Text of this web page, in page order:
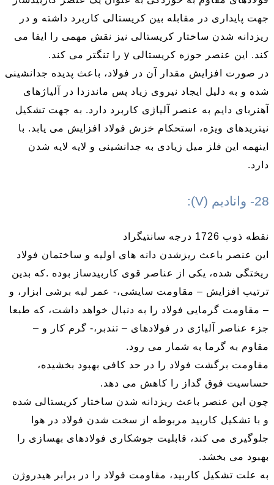
جهت پایداری در مقابله بین کریستالی کاربرد داشته و در
ریزدانه شدن ساختار کریستالی نیز نقش مهمی را ایفا می
کند. این عنصر حوزه کریستالی y را تنگتر می کند.
در صورت افزایش مقدار آن در فولاد، باعث پدیده جدانشینی
شده و به دلیل ایجاد نیروی زیاد پس ماندزدا در آلیاژهای
آهنربای دایم به عنصر آلیاژی کاربرد دارد. به جهت تشکیل
نیتریدهای ویژه، استحکام خزش فولاد افزایش می یابد. با
اینهمه این فلز میل زیادی به جدانشینی و لایه لایه شدن
دارد.
28- وانادیم (V):
نقطه ذوب 1726 درجه سانتیگراد
این عنصر باعث ریزشدن دانه های اولیه و ساختمان فولاد
ریختگی شده، یکی از عناصر قوی کاربیدساز بوده .که بدین
ترتیب افزایش – مقاومت سایشی،- عمر لبه برشی ابزار، و
– مقاومت گرمایی فولاد را به دنبال خواهد داشت، که طبعا
جزء عناصر آلیاژی در فولادهای – تندبر،- گرم کار و –
مقاوم به گرما به شمار می رود.
مقاومت برگشت فولاد را در حد کافی بهبود بخشیده،
حساسیت فوق گداز را کاهش می دهد.
چون این عنصر باعث ریزدانه شدن ساختار کریستالی شده
و با تشکیل کاربید مربوطه از سخت شدن فولاد در هوا
جلوگیری می کند، قابلیت جوشکاری فولادهای بهسازی را
بهبود می بخشد.
به علت تشکیل کاربید، مقاومت فولاد را در برابر هیدروژن